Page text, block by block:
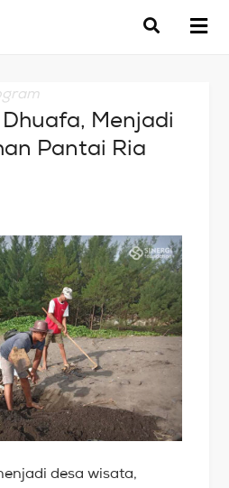
Menjadi
Pantai Ria
desa wisata,